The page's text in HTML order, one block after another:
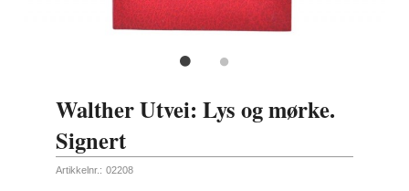
Walther Utvei: Lys og mørke.
Signert
Artikkelnr.: 02208